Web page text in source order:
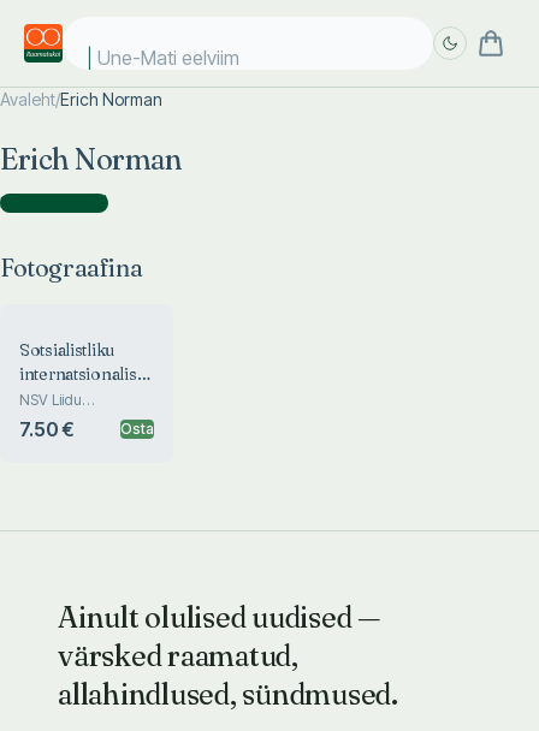
Une-Mati eelviima
Avaleht/Erich Norman
Erich Norman
Fotograafina )
Fotograafina
Sotsialistliku
internatsionalismi
vaimust kantud
kunst
NSV Liidu
moodustamise 60.
aastapäevale
materjale
7.50 € Osta
Ainult olulised uudised —
värsked raamatud,
allahindlused, sündmused.